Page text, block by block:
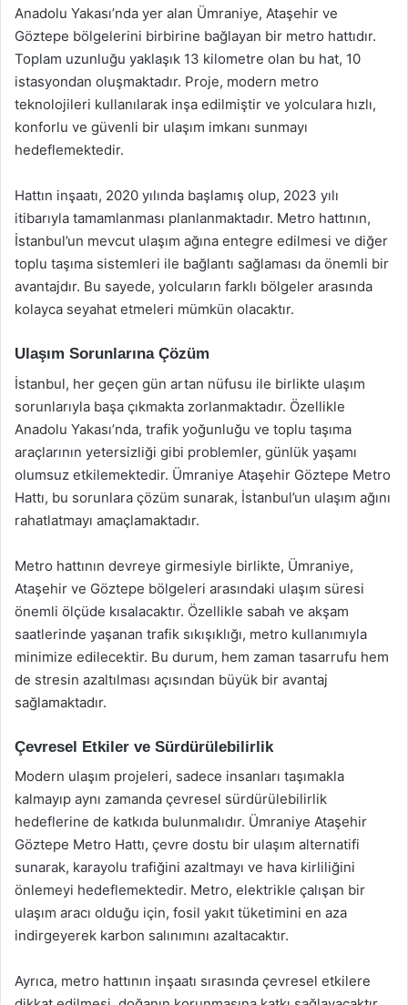
Anadolu Yakası’nda yer alan Ümraniye, Ataşehir ve
Göztepe bölgelerini birbirine bağlayan bir metro hattıdır.
Toplam uzunluğu yaklaşık 13 kilometre olan bu hat, 10
istasyondan oluşmaktadır. Proje, modern metro
teknolojileri kullanılarak inşa edilmiştir ve yolculara hızlı,
konforlu ve güvenli bir ulaşım imkanı sunmayı
hedeflemektedir.
Hattın inşaatı, 2020 yılında başlamış olup, 2023 yılı
itibarıyla tamamlanması planlanmaktadır. Metro hattının,
İstanbul’un mevcut ulaşım ağına entegre edilmesi ve diğer
toplu taşıma sistemleri ile bağlantı sağlaması da önemli bir
avantajdır. Bu sayede, yolcuların farklı bölgeler arasında
kolayca seyahat etmeleri mümkün olacaktır.
Ulaşım Sorunlarına Çözüm
İstanbul, her geçen gün artan nüfusu ile birlikte ulaşım
sorunlarıyla başa çıkmakta zorlanmaktadır. Özellikle
Anadolu Yakası’nda, trafik yoğunluğu ve toplu taşıma
araçlarının yetersizliği gibi problemler, günlük yaşamı
olumsuz etkilemektedir. Ümraniye Ataşehir Göztepe Metro
Hattı, bu sorunlara çözüm sunarak, İstanbul’un ulaşım ağını
rahatlatmayı amaçlamaktadır.
Metro hattının devreye girmesiyle birlikte, Ümraniye,
Ataşehir ve Göztepe bölgeleri arasındaki ulaşım süresi
önemli ölçüde kısalacaktır. Özellikle sabah ve akşam
saatlerinde yaşanan trafik sıkışıklığı, metro kullanımıyla
minimize edilecektir. Bu durum, hem zaman tasarrufu hem
de stresin azaltılması açısından büyük bir avantaj
sağlamaktadır.
Çevresel Etkiler ve Sürdürülebilirlik
Modern ulaşım projeleri, sadece insanları taşımakla
kalmayıp aynı zamanda çevresel sürdürülebilirlik
hedeflerine de katkıda bulunmalıdır. Ümraniye Ataşehir
Göztepe Metro Hattı, çevre dostu bir ulaşım alternatifi
sunarak, karayolu trafiğini azaltmayı ve hava kirliliğini
önlemeyi hedeflemektedir. Metro, elektrikle çalışan bir
ulaşım aracı olduğu için, fosil yakıt tüketimini en aza
indirgeyerek karbon salınımını azaltacaktır.
Ayrıca, metro hattının inşaatı sırasında çevresel etkilere